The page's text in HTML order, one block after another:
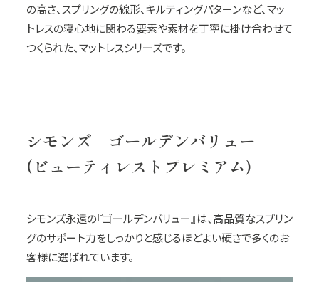
の高さ、スプリングの線形、キルティングパターンなど、マッ
トレスの寝心地に関わる要素や素材を丁寧に掛け合わせて
つくられた、マットレスシリーズです。
シモンズ ゴールデンバリュー
(ビューティレストプレミアム)
シモンズ永遠の『ゴールデンバリュー』は、高品質なスプリン
グのサポート力をしっかりと感じるほどよい硬さで多くのお
客様に選ばれています。